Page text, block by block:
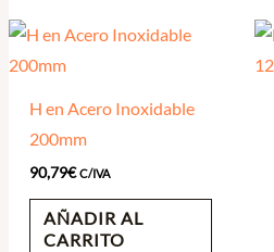
H en Acero Inoxidable
200mm
90,79€ C/IVA
AÑADIR AL
CARRITO